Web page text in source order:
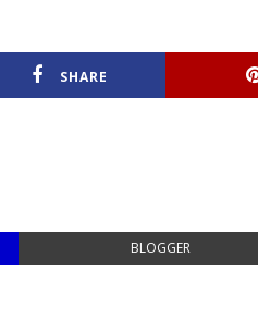
SHARE
BLOGGER